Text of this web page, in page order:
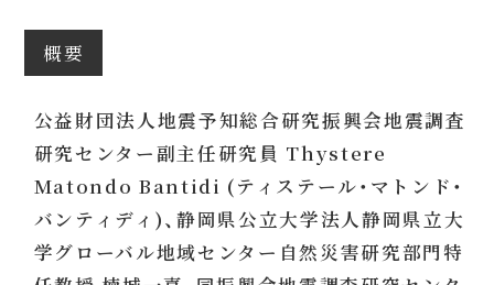
概要
公益財団法人地震予知総合研究振興会地震調査
研究センター副主任研究員 Thystere
Matondo Bantidi (ティステール・マトンド・
バンティディ)、静岡県公立大学法人静岡県立大
学グローバル地域センター自然災害研究部門特